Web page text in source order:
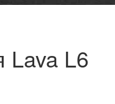
Lava L6